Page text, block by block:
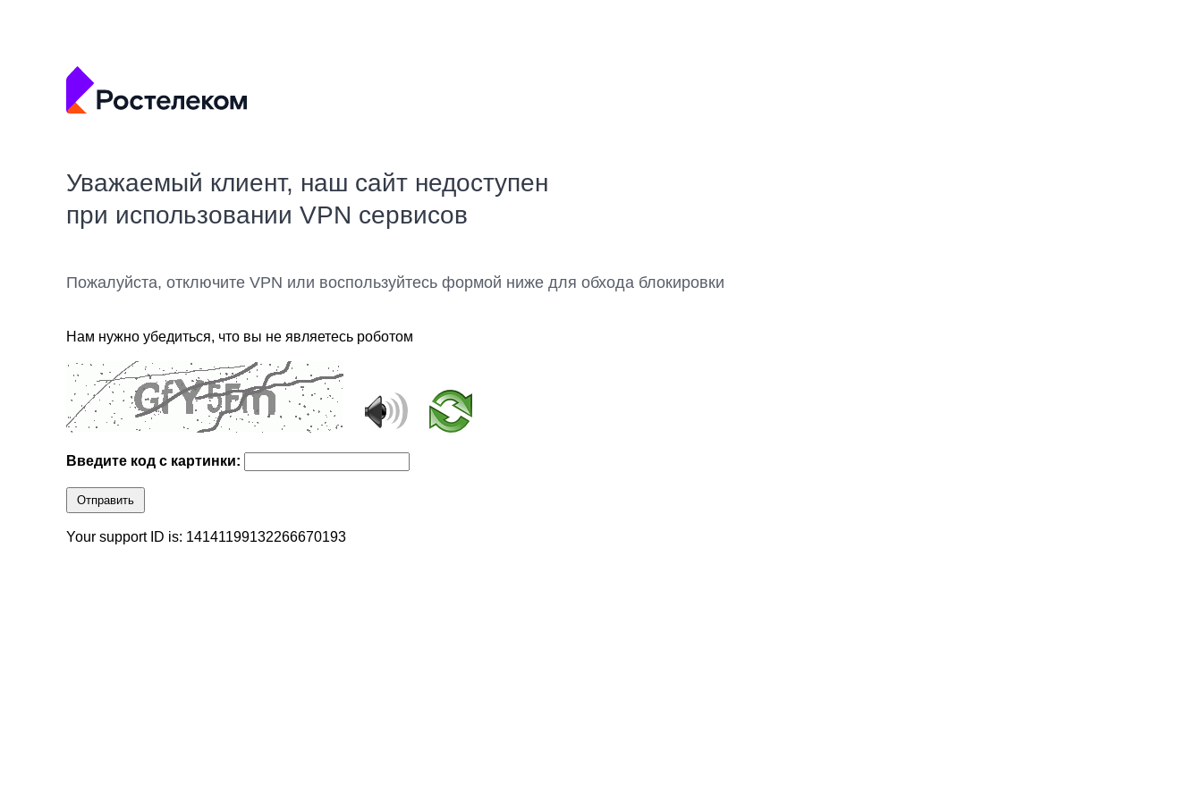
Уважаемый клиент, наш сайт недоступен
при использовании VPN сервисов
Пожалуйста, отключите VPN или воспользуйтесь формой ниже для обхода блокировки
Нам нужно убедиться, что вы не являетесь роботом
Введите код с картинки:
Отправить
Your support ID is: 14141199132266670193